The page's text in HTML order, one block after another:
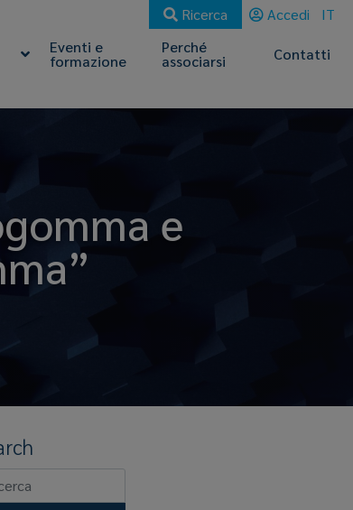
Ricerca Accedi IT
Eventi e
formazione
Perché
associarsi Contatti
e